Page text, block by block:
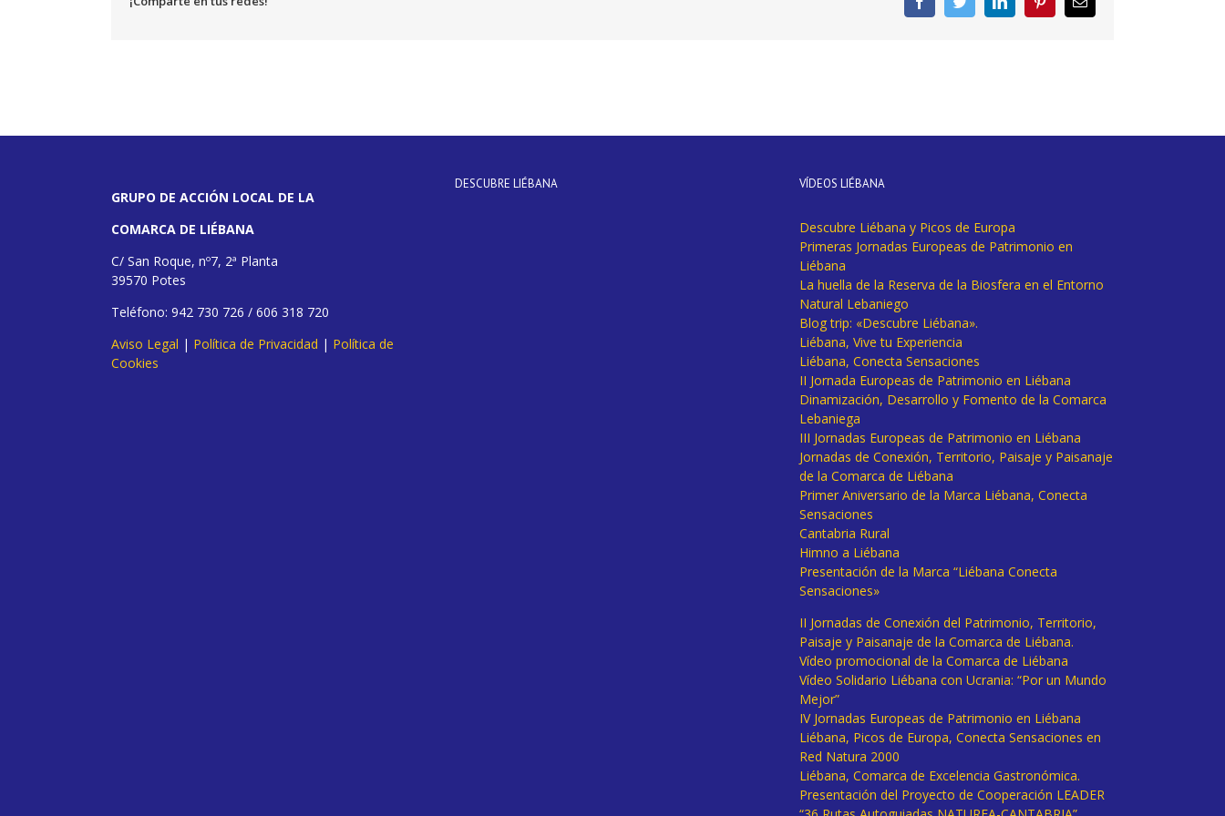
electrónico
GRUPO DE ACCIÓN LOCAL DE LA
COMARCA DE LIÉBANA
C/ San Roque, nº7, 2ª Planta
39570 Potes
Teléfono: 942 730 726 / 606 318 720
Aviso Legal | Política de Privacidad | Política de
Cookies
DESCUBRE LIÉBANA VÍDEOS LIÉBANA
Descubre Liébana y Picos de Europa
Primeras Jornadas Europeas de Patrimonio en
Liébana
La huella de la Reserva de la Biosfera en el Entorno
Natural Lebaniego
Blog trip: «Descubre Liébana».
Liébana, Vive tu Experiencia
Liébana, Conecta Sensaciones
II Jornada Europeas de Patrimonio en Liébana
Dinamización, Desarrollo y Fomento de la Comarca
Lebaniega
III Jornadas Europeas de Patrimonio en Liébana
Jornadas de Conexión, Territorio, Paisaje y Paisanaje
de la Comarca de Liébana
Primer Aniversario de la Marca Liébana, Conecta
Sensaciones
Cantabria Rural
Himno a Liébana
Presentación de la Marca “Liébana Conecta
Sensaciones»
II Jornadas de Conexión del Patrimonio, Territorio,
Paisaje y Paisanaje de la Comarca de Liébana.
Vídeo promocional de la Comarca de Liébana
Vídeo Solidario Liébana con Ucrania: “Por un Mundo
Mejor”
IV Jornadas Europeas de Patrimonio en Liébana
Liébana, Picos de Europa, Conecta Sensaciones en
Red Natura 2000
Liébana, Comarca de Excelencia Gastronómica.
Presentación del Proyecto de Cooperación LEADER